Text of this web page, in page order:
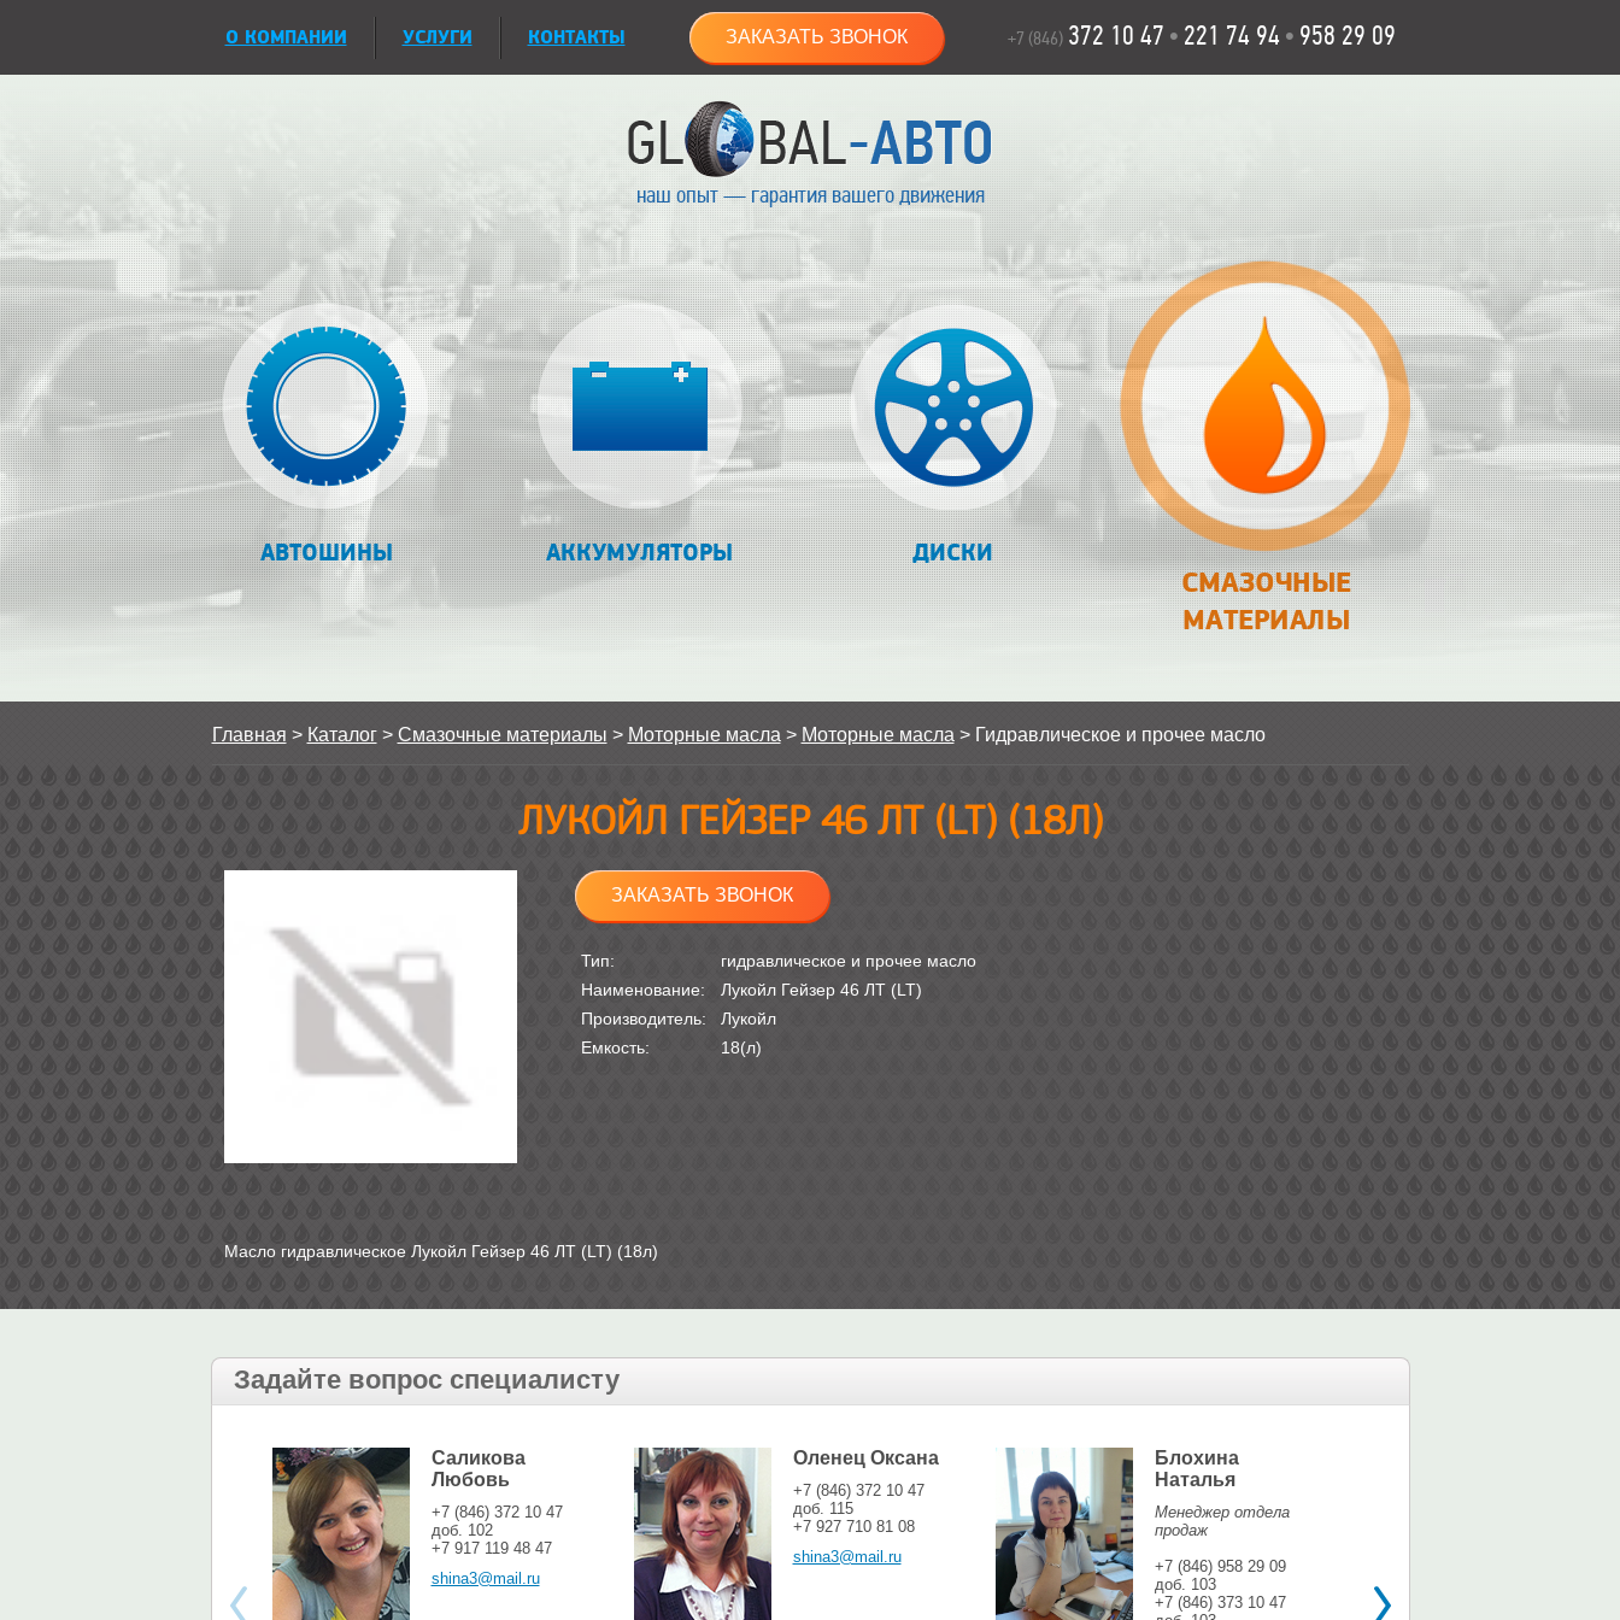
О КОМПАНИИ УСЛУГИ КОНТАКТЫ ЗАКАЗАТЬ ЗВОНОК +7 (846) 372 10 47 • 221 74 94 • 958 29 09
наш опыт — гарантия вашего движения
АВТОШИНЫ АККУМУЛЯТОРЫ ДИСКИ
СМАЗОЧНЫЕ
МАТЕРИАЛЫ
Главная > Каталог> Смазочные материалы > Моторные масла > Моторные масла > Гидравлическое и прочее масло
ЛУКОЙЛ ГЕЙЗЕР 46 ЛТ (LT) (18Л)
ЗАКАЗАТЬ ЗВОНОК
Тип:
гидравлическое и прочее масло
Наименование:
Лукойл Гейзер 46 ЛТ (LT)
Производитель:
Лукойл
Емкость:
18(л)
Масло гидравлическое Лукойл Гейзер 46 ЛТ (LT) (18л)
Задайте вопрос специалисту
Саликова
Любовь
+7 (846) 372 10 47
доб. 102
+7 917 119 48 47
shina3@mail.ru
Оленец Оксана
+7 (846) 372 10 47
доб. 115
+7 927 710 81 08
shina3@mail.ru
Блохина
Наталья
Менеджер отдела
продаж
+7 (846) 958 29 09
доб. 103
+7 (846) 373 10 47